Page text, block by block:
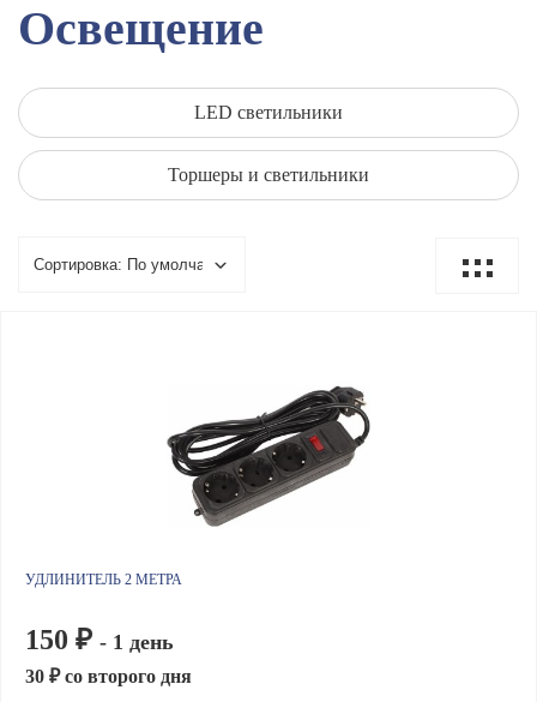
Освещение
LED светильники
Торшеры и светильники
УДЛИНИТЕЛЬ 2 МЕТРА
150 ₽ - 1 день
30 ₽ со второго дня